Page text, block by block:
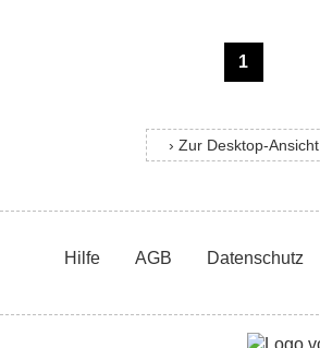
1
› Zur Desktop-Ansicht
Hilfe AGB Datenschutz